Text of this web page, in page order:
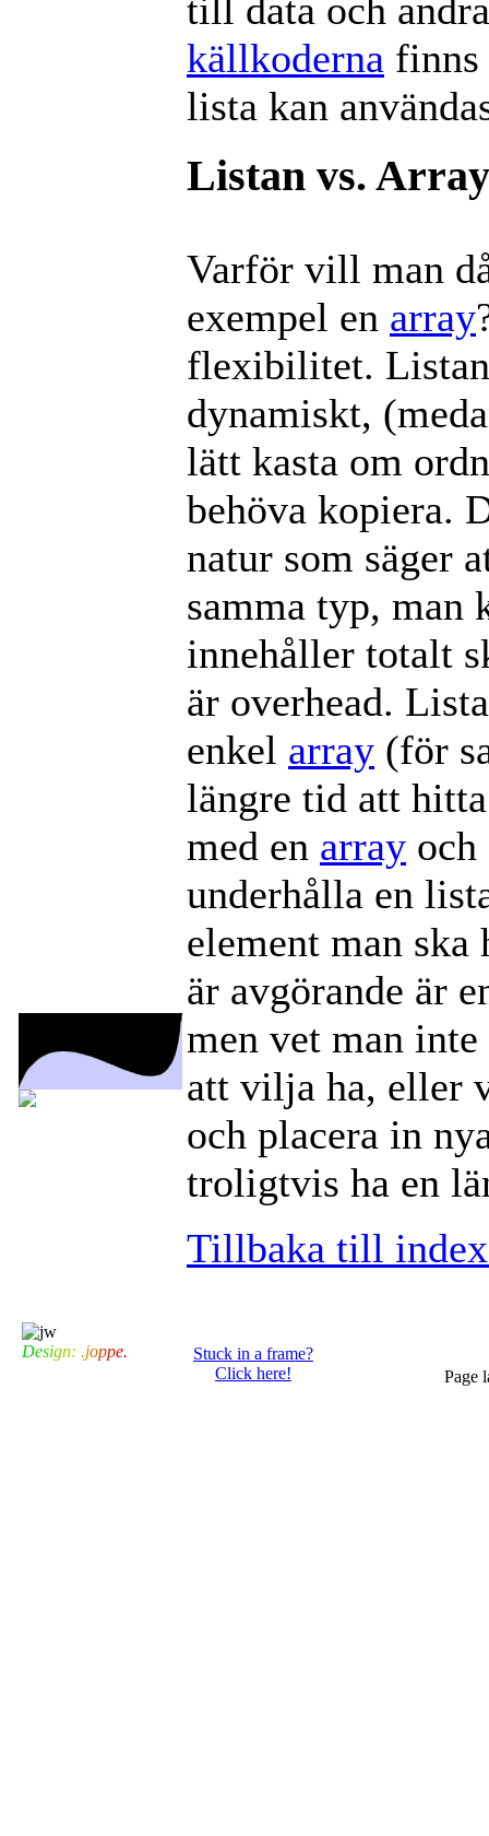
till data och
källkoderna finns
lista kan
Listan vs.
Varför vill man
exempel en array
flexibilitet.
dynamiskt,
lätt kasta om
behöva kopiera.
natur som säger
samma typ, man
innehåller totalt
är overhead.
enkel array (för
längre tid att
med en array
underhålla en
element man ska
är avgörande är
men vet man
att vilja ha, eller
och placera in
troligtvis ha en
Tillbaka till
Design: .joppe.
Stuck in a frame?
Click here!
Page